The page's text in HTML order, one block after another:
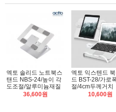
엑토 솔리드 노트북스
탠드 NBS-24/높이 각
도조절/알루미늄재질
36,600원
엑토 익스텐드
드 BST-28/가로
절/4cm두께거치
10,600원